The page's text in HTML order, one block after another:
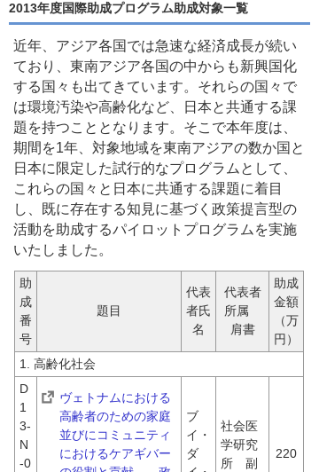
2013年度国際助成プログラム助成対象一覧
近年、アジア各国では急速な経済成長が続い
ており、東南アジア各国の中からも新興国化
する国々も出てきています。それらの国々で
は環境汚染や高齢化など、日本と共通する課
題を持つこととなります。そこで本年度は、
期間を1年、対象地域を東南アジアの数か国と
日本に限定した試行的なプログラムとして、
これらの国々と日本に共通する課題に着目
し、既に存在する知見に基づく政策提言型の
活動を助成するパイロットプログラムを実施
いたしました。
助
成
番
号
題目
代表
者氏
名
代表者
所属
肩書
助成
金額
（万
円）
1. 高齢化社会
D
1
3-
N
-0
ヴェトナムにおける
高齢者のための家庭
並びにコミュニティ
におけるケアギバー
ブ
イ・
ダ
社会医
学研究
所　副
220